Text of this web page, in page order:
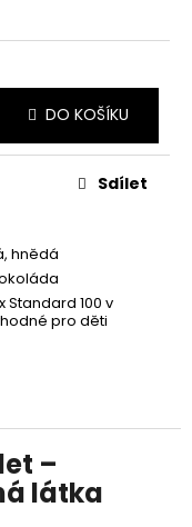
DO KOŠÍKU
, hnědá
Standard 100 v
pro děti
Sdílet
–
látka